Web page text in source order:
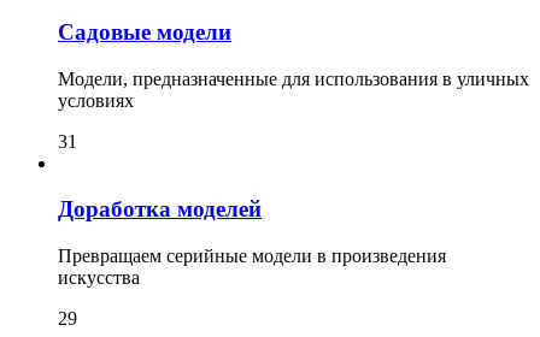
Садовые модели
Модели, предназначенные для использования в уличных
условиях
31
Доработка моделей
Превращаем серийные модели в произведения
искусства
29